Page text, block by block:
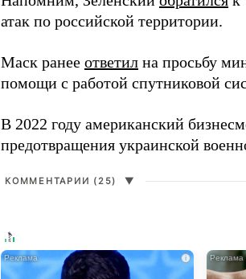
атак по российской территории.
Маск ранее ответил на просьбу
помощи с работой спутниковой
В 2022 году американский
предотвращения украинской
КОММЕНТАРИИ (25) ▼
i